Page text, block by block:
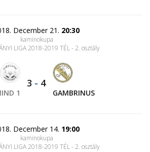
December 21. 20:30
kaminokupa
LIGA 2018-2019 TÉL - 2. osztály
1
3 - 4
GAMBRINUS
December 14. 19:00
kaminokupa
LIGA 2018-2019 TÉL - 2. osztály